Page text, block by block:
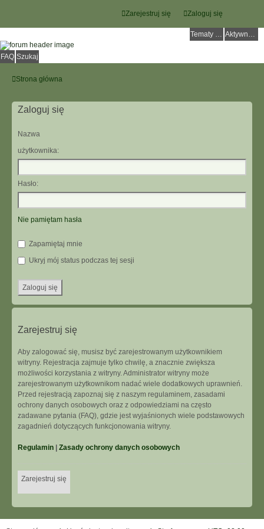
Zaloguj się
Zarejestruj się
Tematy bez odpowiedzi Aktywne tematy
FAQ Szukaj
Strona główna
Zaloguj się
Nazwa
użytkownika:
Hasło:
Nie pamiętam hasła
Zapamiętaj mnie
Ukryj mój status podczas tej sesji
Zarejestruj się
Aby zalogować się, musisz być zarejestrowanym użytkownikiem
witryny. Rejestracja zajmuje tylko chwilę, a znacznie zwiększa
możliwości korzystania z witryny. Administrator witryny może
zarejestrowanym użytkownikom nadać wiele dodatkowych uprawnień.
Przed rejestracją zapoznaj się z naszym regulaminem, zasadami
ochrony danych osobowych oraz z odpowiedziami na często
zadawane pytania (FAQ), gdzie jest wyjaśnionych wiele podstawowych
zagadnień dotyczących funkcjonowania witryny.
Regulamin Zasady ochrony danych osobowych
Zarejestruj się